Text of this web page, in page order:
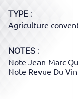
TYPE
Agriculture
NOTES :
Note Jean-Marc
Note Revue Du